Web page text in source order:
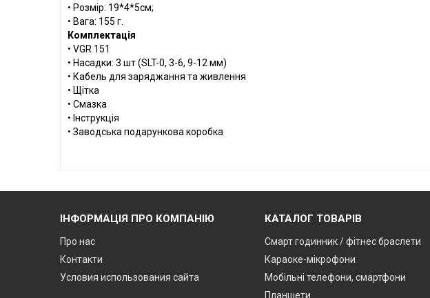
• Розмір: 19*4*5см;
• Вага: 155 г.
Комплектація
• VGR 151
• Насадки: 3 шт (SLT-0, 3-6, 9-12 мм)
• Кабель для заряджання та живлення
• Щітка
• Смазка
• Інструкція
• Заводська подарункова коробка
ІНФОРМАЦІЯ ПРО КОМПАНІЮ
Про нас
Контакти
Условия использования сайта
КАТАЛОГ ТОВАРІВ
Смарт годинник / фітнес браслети
Караоке-мікрофони
Мобільні телефони, смартфони
Планшети